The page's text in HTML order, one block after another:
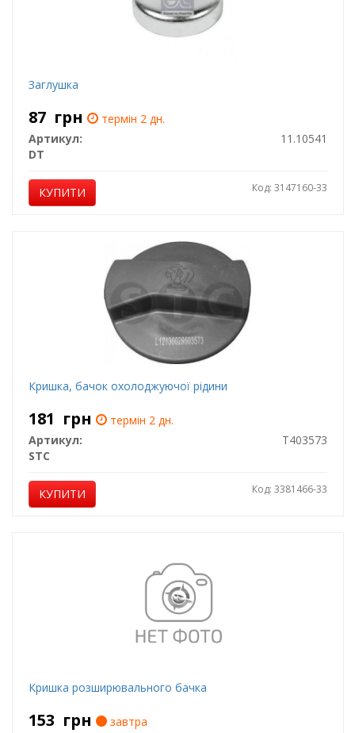
Заглушка
87 грн
термін 2 дн.
Артикул:
11.10541
DT
КУПИТИ Код: 3147160-33
Кришка, бачок охолоджуючої рідини
181 грн
термін 2 дн.
Артикул:
T403573
STC
КУПИТИ Код: 3381466-33
Кришка розширювального бачка
153 грн
завтра